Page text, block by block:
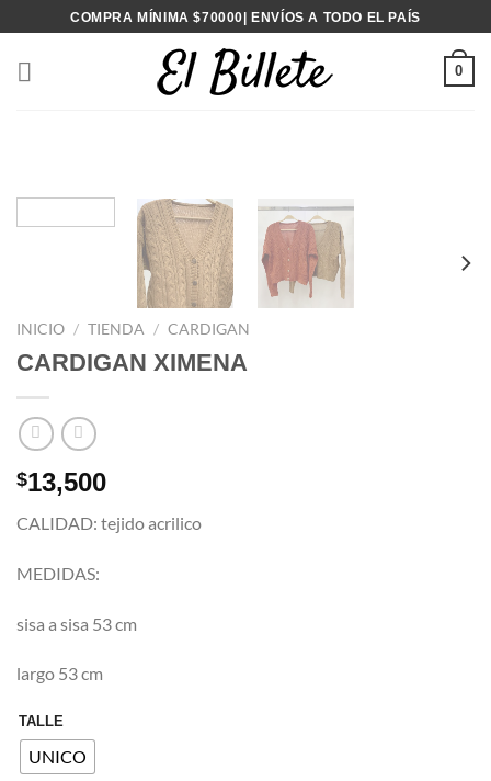
al
contenido
COMPRA MÍNIMA $70000| ENVÍOS A TODO EL PAÍS
0
INICIO / TIENDA / CARDIGAN
CARDIGAN XIMENA
$13,500
CALIDAD: tejido acrilico
MEDIDAS:
sisa a sisa 53 cm
largo 53 cm
TALLE
UNICO